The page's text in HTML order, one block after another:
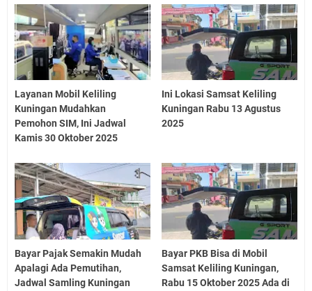
Layanan Mobil Keliling
Kuningan Mudahkan
Pemohon SIM, Ini Jadwal
Kamis 30 Oktober 2025
Ini Lokasi Samsat Keliling
Kuningan Rabu 13 Agustus
2025
Bayar Pajak Semakin Mudah
Apalagi Ada Pemutihan,
Jadwal Samling Kuningan
Bayar PKB Bisa di Mobil
Samsat Keliling Kuningan,
Rabu 15 Oktober 2025 Ada di